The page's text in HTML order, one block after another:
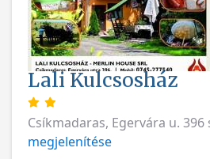
Lali Kulcsosház
Csíkmadaras, Egervára u. 396
megjelenítése